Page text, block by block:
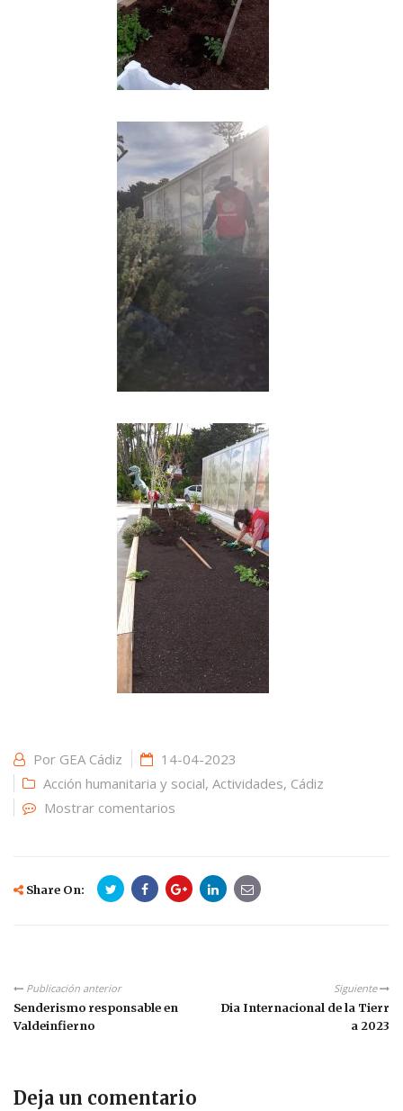
Por GEA Cádiz
14-04-2023
Acción humanitaria y social, Actividades, Cádiz
Mostrar comentarios
Share On:
Publicación anterior
Senderismo responsable en
Valdeinfierno
Siguiente
Dia Internacional de la Tierr
a 2023
Deja un comentario